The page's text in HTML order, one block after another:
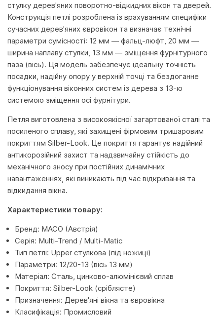
стулку дерев'яних поворотно-відкидних вікон та дверей.
Конструкція петлі розроблена із врахуванням специфіки
сучасних дерев'яних євровікон та визначає технічні
параметри сумісності: 12 мм — фальц-люфт, 20 мм —
ширина наплаву стулки, 13 мм — зміщення фурнітурного
паза (вісь). Ця модель забезпечує ідеальну точність
посадки, надійну опору у верхній точці та бездоганне
функціонування віконних систем із дерева з 13-ю
системою зміщення осі фурнітури.
Петля виготовлена з високоякісної загартованої сталі та
посиленого сплаву, які захищені фірмовим тришаровим
покриттям Silber-Look. Це покриття гарантує надійний
антикорозійний захист та надзвичайну стійкість до
механічного зносу при постійних динамічних
навантаженнях, які виникають під час відкривання та
відкидання вікна.
Характеристики товару:
Бренд: MACO (Австрія)
Серія: Multi-Trend / Multi-Matic
Тип петлі: Upper стулкова (під ножиці)
Параметри: 12/20-13 (вісь 13 мм)
Матеріал: Сталь, цинково-алюмінієвий сплав
Покриття: Silber-Look (сріблясте)
Призначення: Дерев'яні вікна та євровікна
Класифікація: Промисловий